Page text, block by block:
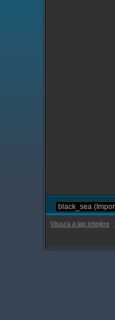
Vissza a lap tetejére